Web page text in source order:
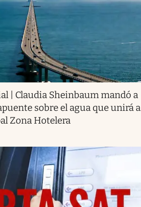
| Claudia Sheinbaum mandó a
sobre el agua que unirá a
Zona Hotelera